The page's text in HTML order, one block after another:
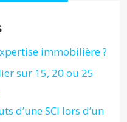
immobilière ?
sur 15, 20 ou 25
d’une SCI lors d’un